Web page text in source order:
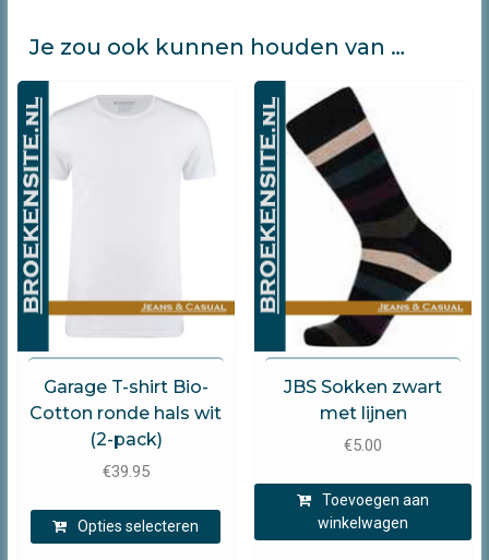
Je zou ook kunnen houden van …
Garage
Garage T-shirt Bio-
Cotton ronde hals wit
(2-pack)
€39.95
Opties selecteren
JBS
JBS Sokken zwart
met lijnen
€5.00
Toevoegen aan
winkelwagen